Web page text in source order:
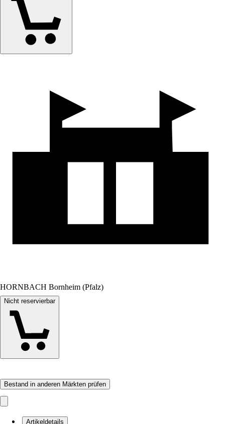
HORNBACH Bornheim (Pfalz)
Nicht reservierbar
Bestand in anderen Märkten prüfen
Artikeldetails